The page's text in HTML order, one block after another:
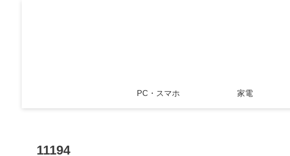
PC・スマホ 家電
11194